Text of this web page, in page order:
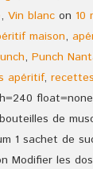
, Vin blanc on 10
maison,
, Punch
apéritif,
de
1 sachet de
Modifier les